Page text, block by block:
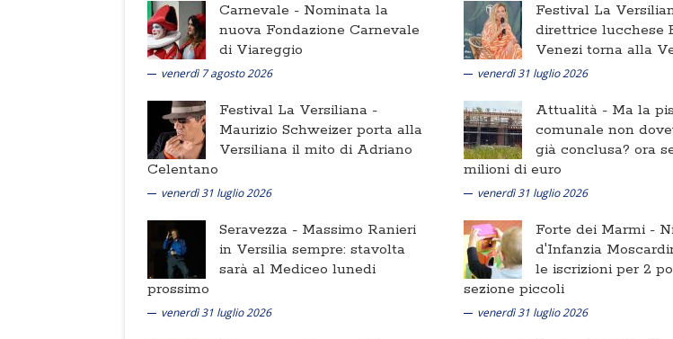
Carnevale - Nominata la
nuova Fondazione Carnevale
di Viareggio
venerdì 7 agosto 2026
Festival La
direttrice lucchese
Venezi torna alla
venerdì 31 luglio 2026
Festival La Versiliana -
Maurizio Schweizer porta alla
Versiliana il mito di Adriano
Celentano
venerdì 31 luglio 2026
Attualità - Ma la
comunale non
già conclusa? ora
milioni di euro
venerdì 31 luglio 2026
Seravezza - Massimo Ranieri
in Versilia sempre: stavolta
sarà al Mediceo lunedi
prossimo
venerdì 31 luglio 2026
Forte dei Marmi -
d'Infanzia
le iscrizioni per 2
sezione piccoli
venerdì 31 luglio 2026